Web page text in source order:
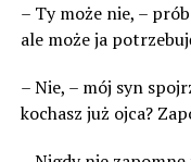
– Ty może nie, –
ale może ja
– Nie, – mój syn
kochasz już ojca?